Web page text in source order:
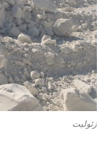
زئولیت